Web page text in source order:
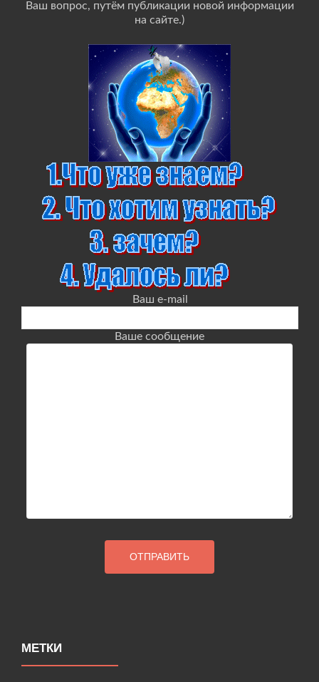
Ваш вопрос, путём публикации новой информации
на сайте.)
Ваш e-mail
Ваше сообщение
МЕТКИ